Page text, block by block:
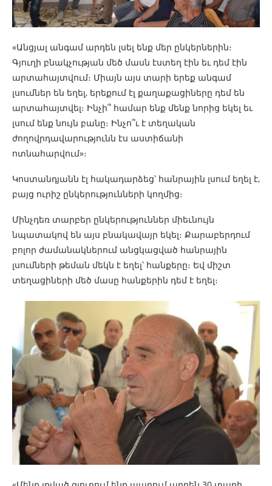
«Անցյալ անգամ արդեն լսել ենք մեր ընկերներին։
Գյուղի բնակչության մեծ մասն էստեղ էին եւ դեմ էին
արտահայտվում։ Միայն այս տարի երեք անգամ
լսումներ են եղել, երեքում էլ քաղաքացիները դեմ են
արտահայտվել։ Ինչի՞ համար ենք մենք նորից եկել եւ
լսում ենք նույն բանը։ Ինչո՞ւ է տեղական
ժողովրդավարությունն էս աստիճանի
ոտնահարվում»։
Կոստանդյանն էլ հակադարձեց՝ հանրային լսում եղել է,
բայց ուրիշ ընկերությունների կողմից։
Մինչդեռ տարբեր ընկերություններ միեւնույն
նպատակով են այս բնակավայր եկել։ Քարաբերդում
բոլոր ժամանակներում անցկացված հանրային
լսումների թեման մեկն է եղել՝ հանքերը։ Եվ միշտ
տեղացիների մեծ մասը հանքերին դեմ է եղել։